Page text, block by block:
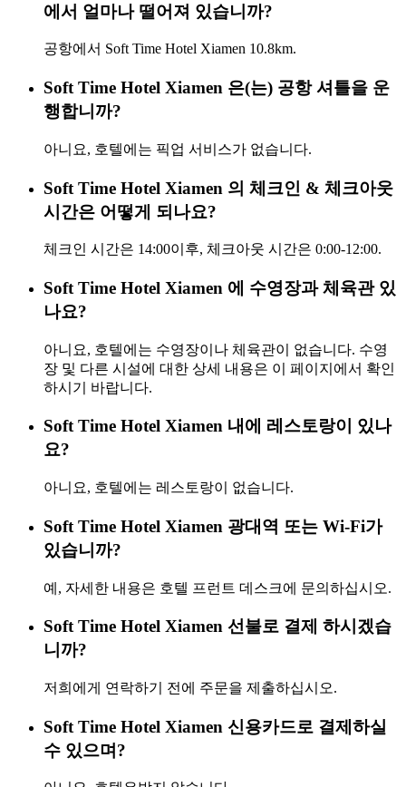
에서 얼마나 떨어져 있습니까?
공항에서 Soft Time Hotel Xiamen 10.8km.
Soft Time Hotel Xiamen 은(는) 공항 셔틀을 운
행합니까?
아니요, 호텔에는 픽업 서비스가 없습니다.
Soft Time Hotel Xiamen 의 체크인 & 체크아웃
시간은 어떻게 되나요?
체크인 시간은 14:00이후, 체크아웃 시간은 0:00-12:00.
Soft Time Hotel Xiamen 에 수영장과 체육관 있
나요?
아니요, 호텔에는 수영장이나 체육관이 없습니다. 수영
장 및 다른 시설에 대한 상세 내용은 이 페이지에서 확인
하시기 바랍니다.
Soft Time Hotel Xiamen 내에 레스토랑이 있나
요?
아니요, 호텔에는 레스토랑이 없습니다.
Soft Time Hotel Xiamen 광대역 또는 Wi-Fi가
있습니까?
예, 자세한 내용은 호텔 프런트 데스크에 문의하십시오.
Soft Time Hotel Xiamen 선불로 결제 하시겠습
니까?
저희에게 연락하기 전에 주문을 제출하십시오.
Soft Time Hotel Xiamen 신용카드로 결제하실
수 있으며?